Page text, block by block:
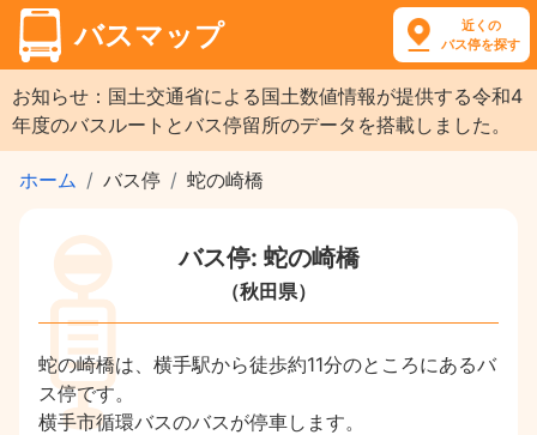
バスマップ
近くの
バス停を探す
お知らせ：国土交通省による国土数値情報が提供する令和4
年度のバスルートとバス停留所のデータを搭載しました。
ホーム バス停 蛇の崎橋
バス停: 蛇の崎橋
（秋田県）
蛇の崎橋は、横手駅から徒歩約11分のところにあるバ
ス停です。
横手市循環バスのバスが停車します。